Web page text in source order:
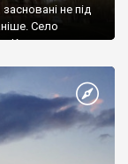
не під
Село
Куколка
на
Проте